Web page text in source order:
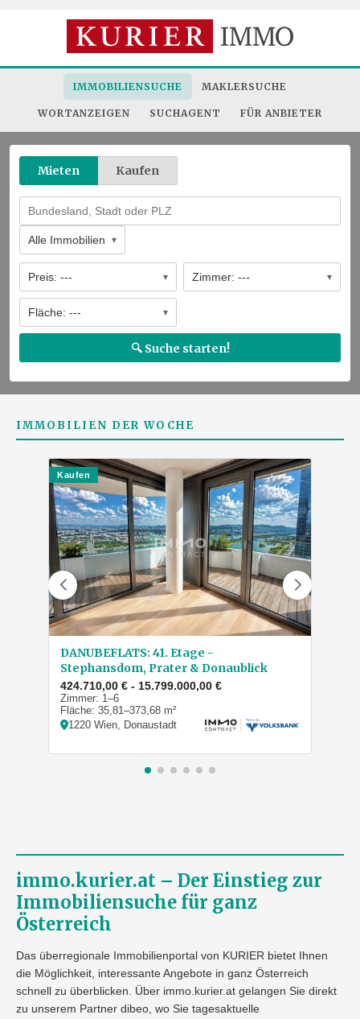
AKTUELLE IMMOBILIEN
DANUBEFLATS: 41. Etage - Stephansdom, Prater &
Familienbungalow! 3 Schlafzimmer, Wohnkeller,
Liebenswertes Haus inmitten der Wachau in Willendorf!
TOP Preis für kurze Zeit! Zwischen Natur & Stadt –
Doppelhaushälfte nur 7 min von Wien!
IMMOBILIENSUCHE MAKLERSUCHE
WORTANZEIGEN SUCHAGENT FÜR ANBIETER
Mieten Kaufen
Alle Immobilien
Preis: --- Zimmer: ---
Fläche: ---
🔍 Suche starten!
IMMOBILIEN DER WOCHE
Kaufen
DANUBEFLATS: 41. Etage -
Stephansdom, Prater & Donaublick
424.710,00 € - 15.799.000,00 €
Zimmer: 1–6
Fläche: 35,81–373,68 m²
1220 Wien, Donaustadt
immo.kurier.at – Der Einstieg zur
Immobiliensuche für ganz
Österreich
Das überregionale Immobilienportal von KURIER bietet Ihnen
die Möglichkeit, interessante Angebote in ganz Österreich
schnell zu überblicken. Über immo.kurier.at gelangen Sie direkt
zu unserem Partner dibeo, wo Sie tagesaktuelle